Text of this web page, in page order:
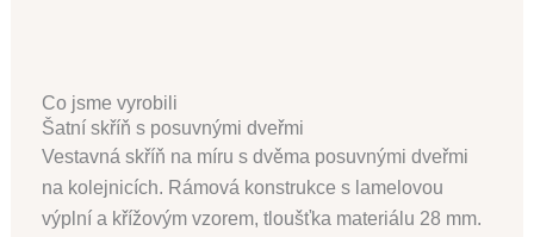
Co jsme vyrobili
Šatní skříň s posuvnými dveřmi
Vestavná skříň na míru s dvěma posuvnými dveřmi
na kolejnicích. Rámová konstrukce s lamelovou
výplní a křížovým vzorem, tloušťka materiálu 28 mm.